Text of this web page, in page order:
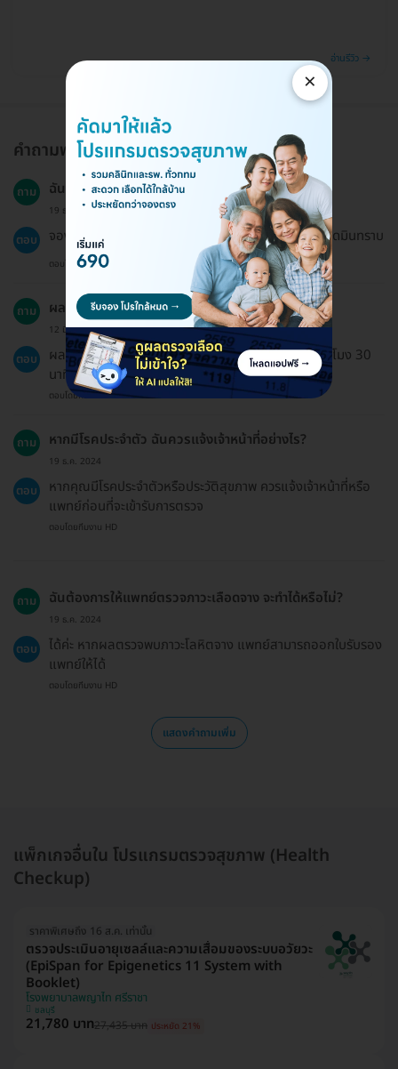
อ่านรีวิว →
คำถามพบบ่อย
ถาม ฉันสามารถจองแพ็กเกจให้คนอื่นได้ไหม?
19 ธ.ค. 2024
ตอบ จองให้คนอื่นได้ค่ะ โดยเพียงแจ้งชื่อผู้ที่จะรับบริการให้แอดมินทราบ
ตอบโดยทีมงาน HD
ถาม ผลการตรวจสุขภาพจะใช้เวลานานแค่ไหน?
12 มี.ค. 2023
ตอบ
ผลการตรวจสุขภาพจะใช้เวลาประมาณ 1 ชั่วโมงถึง 2 ชั่วโมง 30
นาที ขึ้นอยู่กับความหนาแน่นของผู้เข้ารับบริการ
ตอบโดยทีมงาน HD
ถาม หากมีโรคประจำตัว ฉันควรแจ้งเจ้าหน้าที่อย่างไร?
19 ธ.ค. 2024
ตอบ
หากคุณมีโรคประจำตัวหรือประวัติสุขภาพ ควรแจ้งเจ้าหน้าที่หรือ
แพทย์ก่อนที่จะเข้ารับการตรวจ
ตอบโดยทีมงาน HD
ถาม ฉันต้องการให้แพทย์ตรวจภาวะเลือดจาง จะทำได้หรือไม่?
19 ธ.ค. 2024
ตอบ
ได้ค่ะ หากผลตรวจพบภาวะโลหิตจาง แพทย์สามารถออกใบรับรอง
แพทย์ให้ได้
ตอบโดยทีมงาน HD
แสดงคำถามเพิ่ม
แพ็กเกจอื่นใน โปรแกรมตรวจสุขภาพ (Health
Checkup)
ราคาพิเศษถึง 16 ส.ค. เท่านั้น
ตรวจประเมินอายุเซลล์และความเสื่อมของระบบอวัยวะ
(EpiSpan for Epigenetics 11 System with
Booklet)
โรงพยาบาลพญาไท ศรีราชา
ชลบุรี
21,780 บาท27,435 บาท ประหยัด 21%
×